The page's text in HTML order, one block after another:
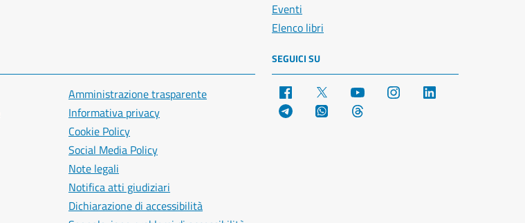
Eventi
Elenco libri
Amministrazione trasparente
Informativa privacy
Cookie Policy
Social Media Policy
Note legali
Notifica atti giudiziari
Dichiarazione di accessibilità
SEGUICI SU
Facebook YouTube Instagram
Telegram WhatsApp